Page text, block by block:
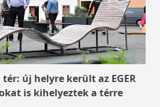
új helyre került az EGER
is kihelyeztek a térre